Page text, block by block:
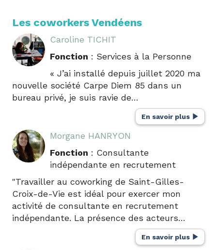
Les coworkers Vendéens
Caroline TICHIT
Fonction : Services à la Personne
« J’ai installé depuis juillet 2020 ma
nouvelle société Carpe Diem 85 dans un
bureau privé, je suis ravie de…
En savoir plus
Morgane HANRYON
Fonction : Consultante
indépendante en recrutement
"Travailler au coworking de Saint-Gilles-
Croix-de-Vie est idéal pour exercer mon
activité de consultante en recrutement
indépendante. La présence des acteurs…
En savoir plus